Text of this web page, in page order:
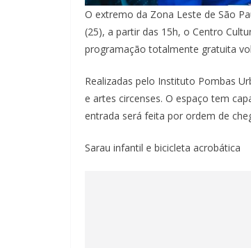
O extremo da Zona Leste de São
(25), a partir das 15h, o Centro
programação totalmente gratuita
Realizadas pelo Instituto Pombas
e artes circenses. O espaço tem
entrada será feita por ordem de
Sarau infantil e bicicleta acrobática